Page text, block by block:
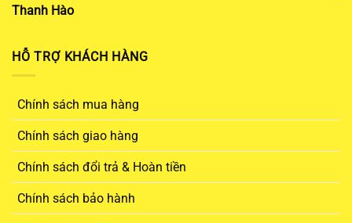
Thanh Hào
HỖ TRỢ KHÁCH HÀNG
Chính sách mua hàng
Chính sách giao hàng
Chính sách đổi trả & Hoàn tiền
Chính sách bảo hành